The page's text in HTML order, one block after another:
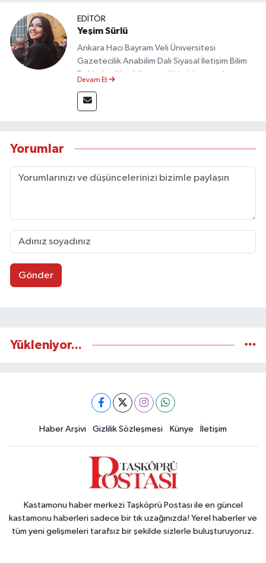
EDİTÖR
Yeşim Sürlü
Ankara Hacı Bayram Veli Üniversitesi
Gazetecilik Anabilim Dalı Siyasal İletişim Bilim
Dalı’nda yüksek lisans eğitimini tamamlamıştır.
akademik çalışmalar gerçekleştirmiştir.
Taşköprü Postası internet haber sitesinde
Devam Et
Yorumlar
Gönder
Yükleniyor...
Haber Arşivi Gizlilik Sözleşmesi Künye İletişim
Kastamonu haber merkezi Taşköprü Postası ile en güncel
kastamonu haberleri sadece bir tık uzağınızda! Yerel haberler ve
tüm yeni gelişmeleri tarafsız bir şekilde sizlerle buluşturuyoruz.